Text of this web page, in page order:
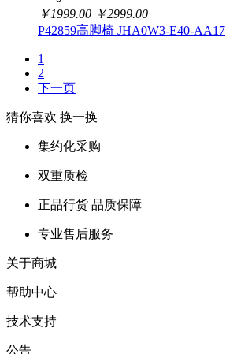
￥1999.00 ￥2999.00
P42859高脚椅 JHA0W3-E40-AA17
1
2
下一页
猜你喜欢 换一换
集约化采购
双重质检
正品行货 品质保障
专业售后服务
关于商城
帮助中心
技术支持
公告